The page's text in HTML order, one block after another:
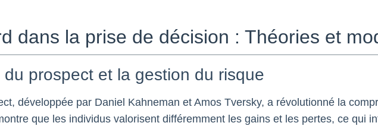
dans la prise de décision : Théories et
prospect et la gestion du risque
développée par Daniel Kahneman et Amos Tversky, a révolutionné la
que les individus valorisent différemment les gains et les pertes, ce qui